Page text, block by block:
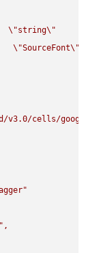
\"string\"
{ \"SourceFont\"
cells/
,